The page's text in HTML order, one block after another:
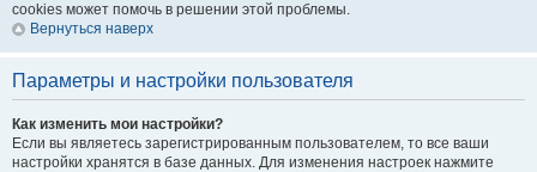
cookies может помочь в решении этой проблемы.
Вернуться наверх
Параметры и настройки пользователя
Как изменить мои настройки?
Если вы являетесь зарегистрированным пользователем, то все ваши
настройки хранятся в базе данных. Для изменения настроек нажмите